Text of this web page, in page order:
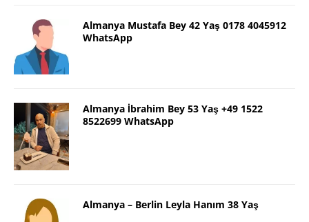
Almanya Mustafa Bey 42 Yaş 0178 4045912
WhatsApp
Almanya İbrahim Bey 53 Yaş +49 1522
8522699 WhatsApp
Almanya – Berlin Leyla Hanım 38 Yaş